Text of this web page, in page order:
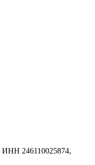
ИНН 246110025874,